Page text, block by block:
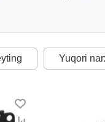
Yuqori